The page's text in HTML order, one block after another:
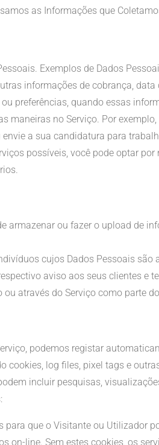
as Informações que
Exemplos de Dados
informações de cobrança,
preferências, quando essas
maneiras no Serviço. Por
a sua candidatura para
possíveis, você pode optar
armazenar ou fazer o upload de
cujos Dados Pessoais são
aviso aos seus clientes
através do Serviço como parte
podemos registar
cookies, log files, pixel tags e
incluir pesquisas,
que o Visitante ou Utilizador
on-line. Sem estes cookies, os